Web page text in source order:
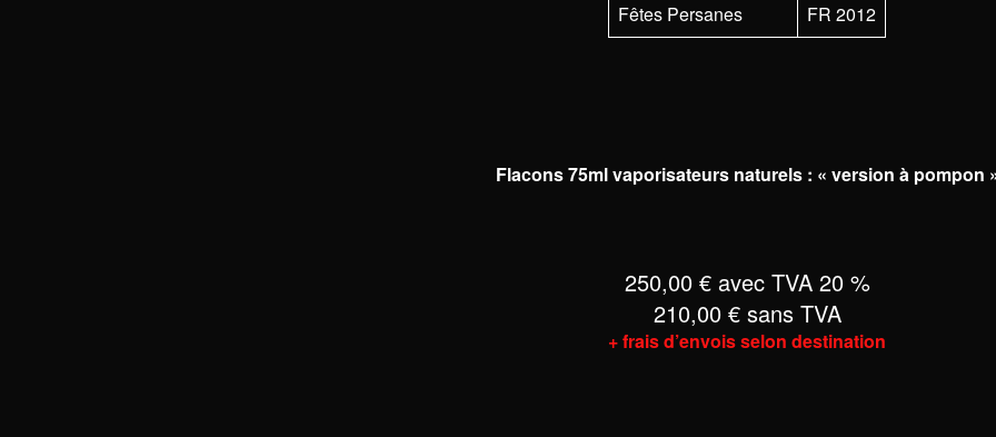
Fêtes Persanes
FR 2012
Flacons 75ml vaporisateurs naturels : « version à pompon
250,00 € avec TVA 20 %
210,00 € sans TVA
+ frais d’envois selon destination